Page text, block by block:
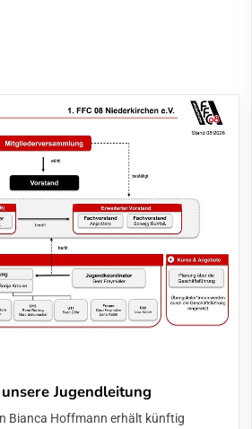
Jugendleitung
Bianca Hoffmann erhält künftig